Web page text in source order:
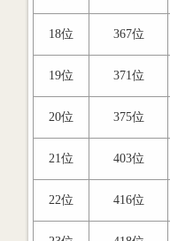
18位 367位
19位 371位
20位 375位
21位 403位
22位 416位